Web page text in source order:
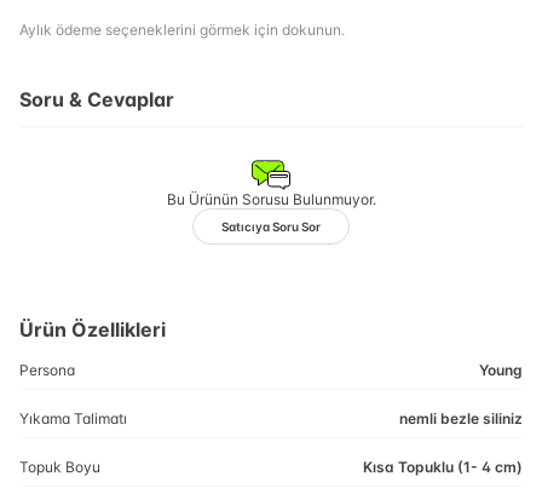
Aylık ödeme seçeneklerini görmek için dokunun.
Soru & Cevaplar
Bu Ürünün Sorusu Bulunmuyor.
Satıcıya Soru Sor
Ürün Özellikleri
Persona Young
Yıkama Talimatı nemli bezle siliniz
Topuk Boyu Kısa Topuklu (1- 4 cm)